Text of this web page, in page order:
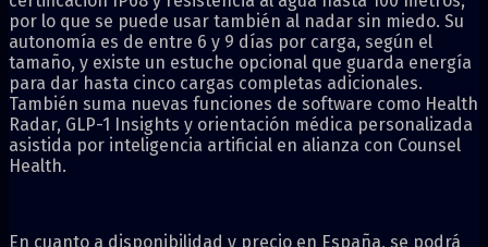
por lo que se puede usar también al nadar sin miedo. Su
autonomía es de entre 6 y 9 días por carga, según el
tamaño, y existe un estuche opcional que guarda energía
para dar hasta cinco cargas completas adicionales.
También suma nuevas funciones de software como Health
Radar, GLP-1 Insights y orientación médica personalizada
asistida por inteligencia artificial en alianza con Counsel
Health.
En cuanto a disponibilidad y precio en España, se podrá